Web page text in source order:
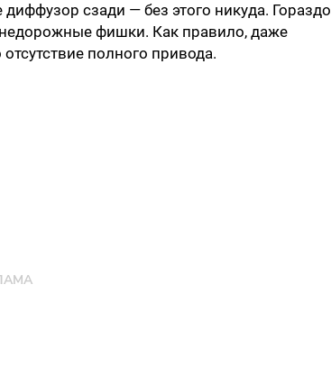
сзади — без этого никуда. Гораздо
фишки. Как правило, даже
полного привода.